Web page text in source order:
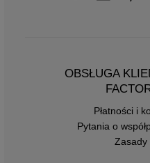
OBSŁUGA
Płatności i
Pytania o
Zasady